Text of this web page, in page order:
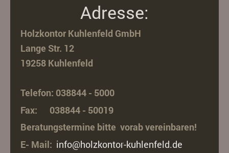
Adresse:
Holzkontor Kuhlenfeld GmbH
Lange Str. 12
19258 Kuhlenfeld
Telefon: 038844 - 5000
Fax: 038844 - 50019
Beratungstermine bitte vorab vereinbaren!
E- Mail: info@holzkontor-kuhlenfeld.de